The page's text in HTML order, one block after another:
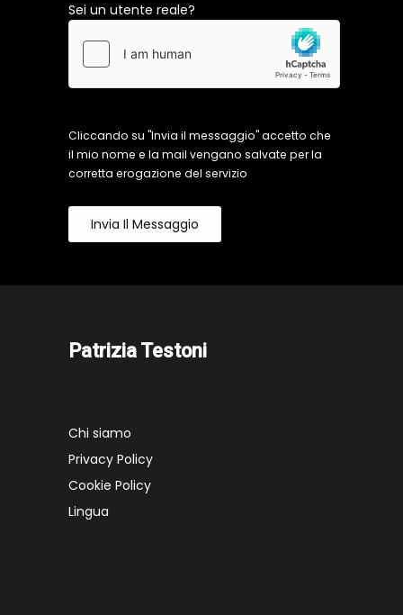
Sei un utente reale?
Cliccando su "Invia il messaggio" accetto che
il mio nome e la mail vengano salvate per la
corretta erogazione del servizio
Invia Il Messaggio
Patrizia Testoni
Chi siamo
Privacy Policy
Cookie Policy
Lingua